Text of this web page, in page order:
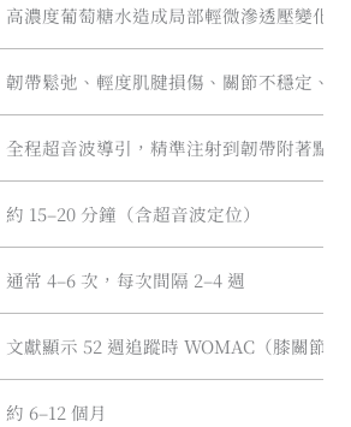
高濃度葡萄糖水造成局部輕微滲透壓變化
韌帶鬆弛、輕度肌腱損傷、關節不穩定、
全程超音波導引，精準注射到韌帶附著點
約 15–20 分鐘（含超音波定位）
通常 4–6 次，每次間隔 2–4 週
文獻顯示 52 週追蹤時 WOMAC（膝關節
約 6–12 個月